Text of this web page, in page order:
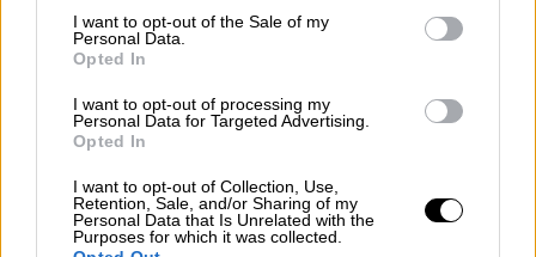
consent section.
I want to opt-out of the Sale of my
Personal Data.
Opted In
I want to opt-out of processing my
Personal Data for Targeted Advertising.
Opted In
I want to opt-out of Collection, Use,
Retention, Sale, and/or Sharing of my
Personal Data that Is Unrelated with the
Purposes for which it was collected.
κάτοχός της, ζ) Αριθμός Μητρώου
Κοινωνικής Ασφάλισης (Α.Μ.Κ.Α.), η)
πρόσφατη φωτογραφία, θ) τόπος μόνιμης
κατοικίας, ι) αριθμός μητρώου, όπου
υφίσταται, του κατόχου και ια) διάρκεια
ισχύος της ταυτότητας. Τα στοιχεία των
περ. ζ) και θ) συλλέγονται μόνο εφόσον
κρίνονται απαραίτητα για την παροχή